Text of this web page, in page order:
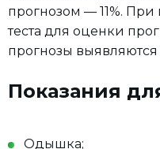
прогнозом — 11%.
теста для оценки
прогнозы выявляются
Показания
Одышка;